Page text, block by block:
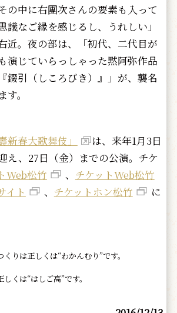
の中に右團次さんの要素も入って
議なご縁を感じるし、うれしい」
近。夜の部は、「初代、二代目が
演じていらっしゃった黙阿弥作品
錣引（しころびき）』」が、襲名
。
新春大歌舞伎」
は、来年1月3日
え、27日（金）までの公演。チケ
Web松竹 、 チケットWeb松竹
イト
、 チケットホン松竹
に
りは正しくは“わかんむり”です。
くは“はしご高”です。